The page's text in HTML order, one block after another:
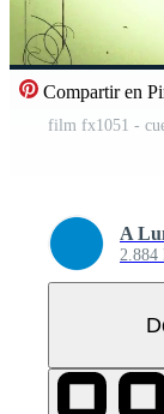
Compartir en
A
2.884